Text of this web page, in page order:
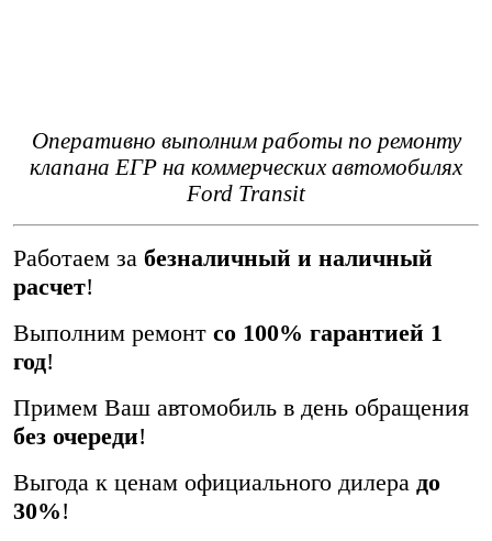
Оперативно выполним работы по ремонту
клапана ЕГР на коммерческих автомобилях
Ford Transit
Работаем забезналичный и наличный
расчет!
Выполним ремонтсо 100% гарантией 1
год!
Примем Ваш автомобиль в день обращения
без очереди!
Выгода к ценам официального дилера до
30%!